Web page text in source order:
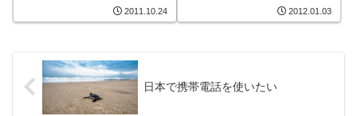
2011.10.24 2012.01.03
日本で携帯電話を使いたい